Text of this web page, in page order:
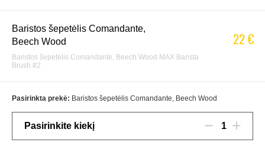
Baristos šepetėlis Comandante,
Beech Wood
Baristos šepetėlis Comandante, Beech Wood MAX Barista
Brush #2
22 €
Pasirinkta prekė: Baristos šepetėlis Comandante, Beech Wood
Pasirinkite kiekį 1